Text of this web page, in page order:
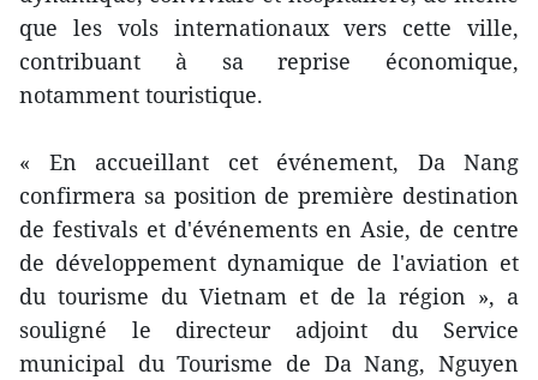
que les vols internationaux vers cette ville,
contribuant à sa reprise économique,
notamment touristique.
« En accueillant cet événement, Da Nang
confirmera sa position de première destination
de festivals et d'événements en Asie, de centre
de développement dynamique de l'aviation et
du tourisme du Vietnam et de la région », a
souligné le directeur adjoint du Service
municipal du Tourisme de Da Nang, Nguyen